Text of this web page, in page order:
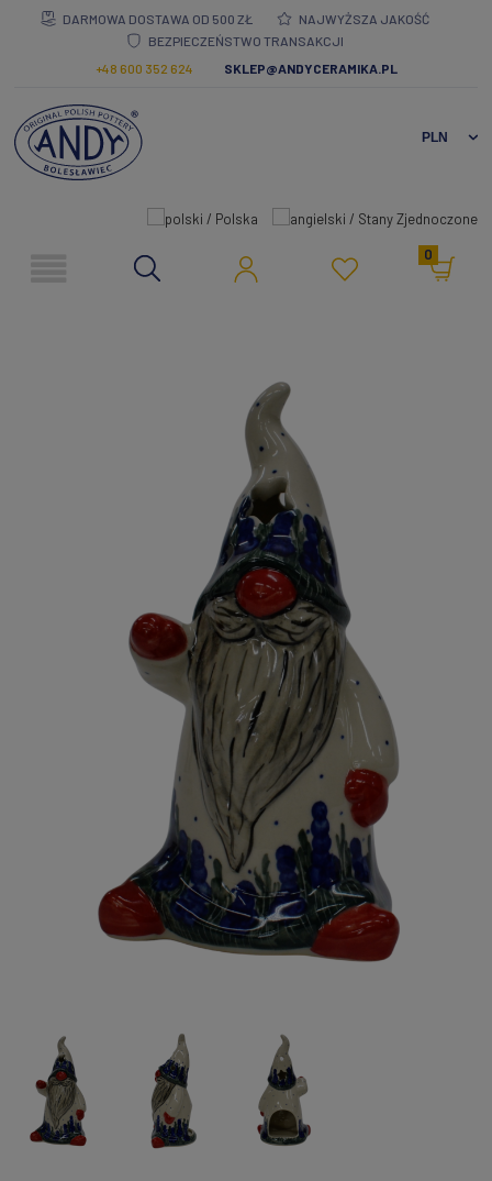
DARMOWA DOSTAWA OD 500 ZŁ
NAJWYŻSZA JAKOŚĆ
BEZPIECZEŃSTWO TRANSAKCJI
+48 600 352 624
SKLEP@ANDYCERAMIKA.PL
0